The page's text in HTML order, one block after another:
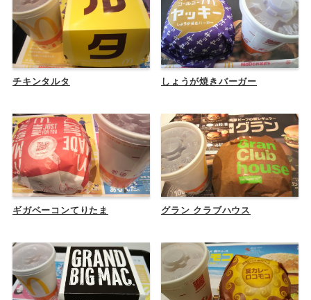
チキンタルタ しょうが焼きバーガー
ギガベーコンてりたま グラン クラブハウス